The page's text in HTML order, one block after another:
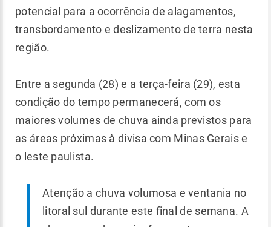
potencial para a ocorrência de alagamentos,
transbordamento e deslizamento de terra nesta
região.
Entre a segunda (28) e a terça-feira (29), esta
condição do tempo permanecerá, com os
maiores volumes de chuva ainda previstos para
as áreas próximas à divisa com Minas Gerais e
o leste paulista.
Atenção a chuva volumosa e ventania no
litoral sul durante este final de semana. A